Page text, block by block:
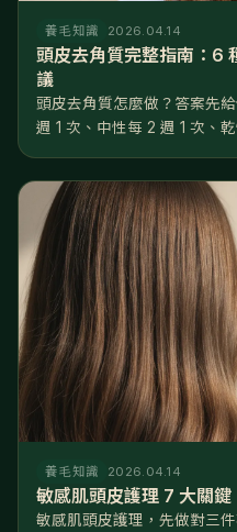
養毛知識 2026.04.14
頭皮去角質完整指南：6
議
頭皮去角質怎麼做？答案先
週 1 次、中性每 2 週 1 次、
堵塞率可以從 3550% 降到
養毛知識 2026.04.14
敏感肌頭皮護理 7 大關
敏感肌頭皮護理，先做對三